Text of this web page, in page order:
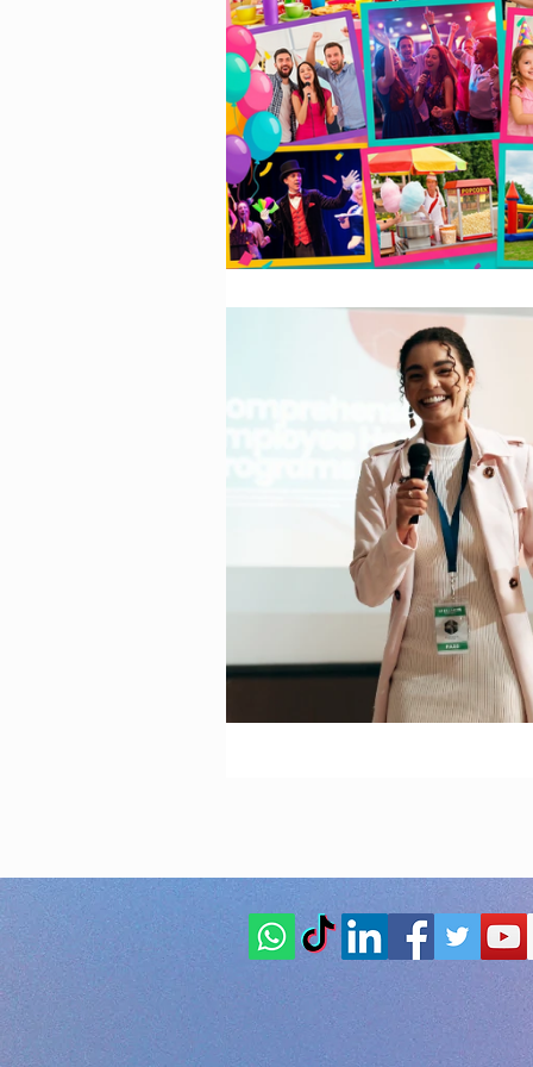
Animazione
stagione estiva
Speciale
feste per
Animazione
Animazione
Animazione
Agenzia di